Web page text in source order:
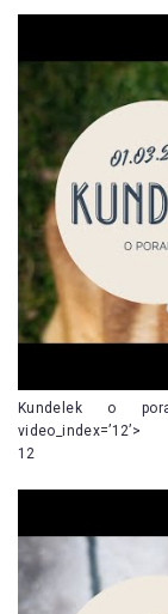
Kundelek o
video_index=’12’>
12